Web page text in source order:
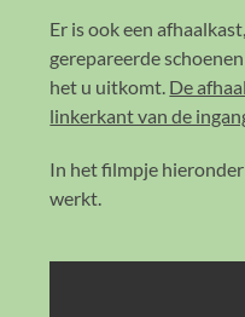
Er is ook een
gerepareerde
het u uitkomt. De
linkerkant van de
In het filmpje
werkt.